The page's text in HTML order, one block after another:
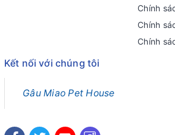
Chính
Chính
Chính
Kết nối với chúng tôi
Gâu Miao Pet House